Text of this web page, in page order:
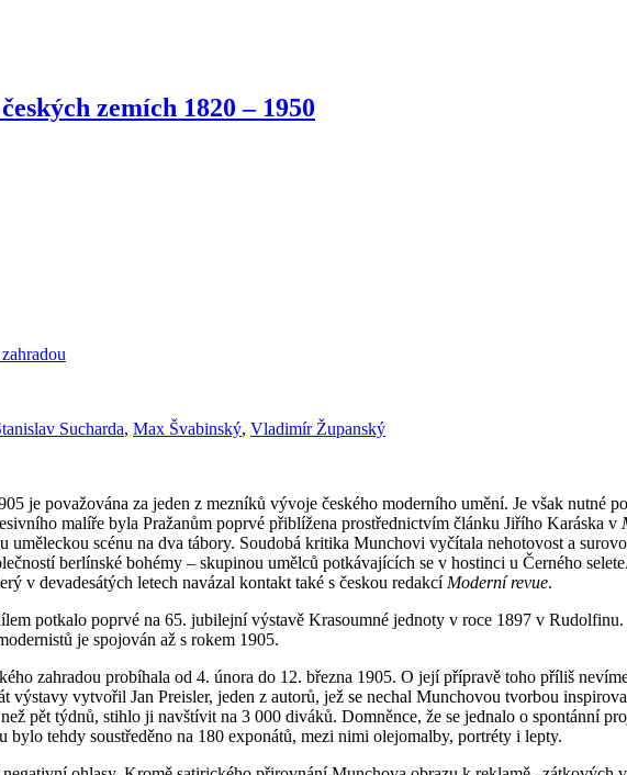
zemích 1820 – 1950
Sucharda, Max Švabinský, Vladimír Županský
je považována za jeden z mezníků vývoje českého moderního umění. Je však nutné
malíře byla Pražanům poprvé přiblížena prostřednictvím článku Jiřího Karáska v
scénu na dva tábory. Soudobá kritika Munchovi vyčítala nehotovost a
berlínské bohémy – skupinou umělců potkávajících se v hostinci u Černého
v devadesátých letech navázal kontakt také s českou redakcí Moderní revue.
potkalo poprvé na 65. jubilejní výstavě Krasoumné jednoty v roce 1897 v
je spojován až s rokem 1905.
zahradou probíhala od 4. února do 12. března 1905. O její přípravě toho příliš
výstavy vytvořil Jan Preisler, jeden z autorů, jež se nechal Munchovou tvorbou
pět týdnů, stihlo ji navštívit na 3 000 diváků. Domněnce, že se jednalo o spontánní
tehdy soustředěno na 180 exponátů, mezi nimi olejomalby, portréty i lepty.